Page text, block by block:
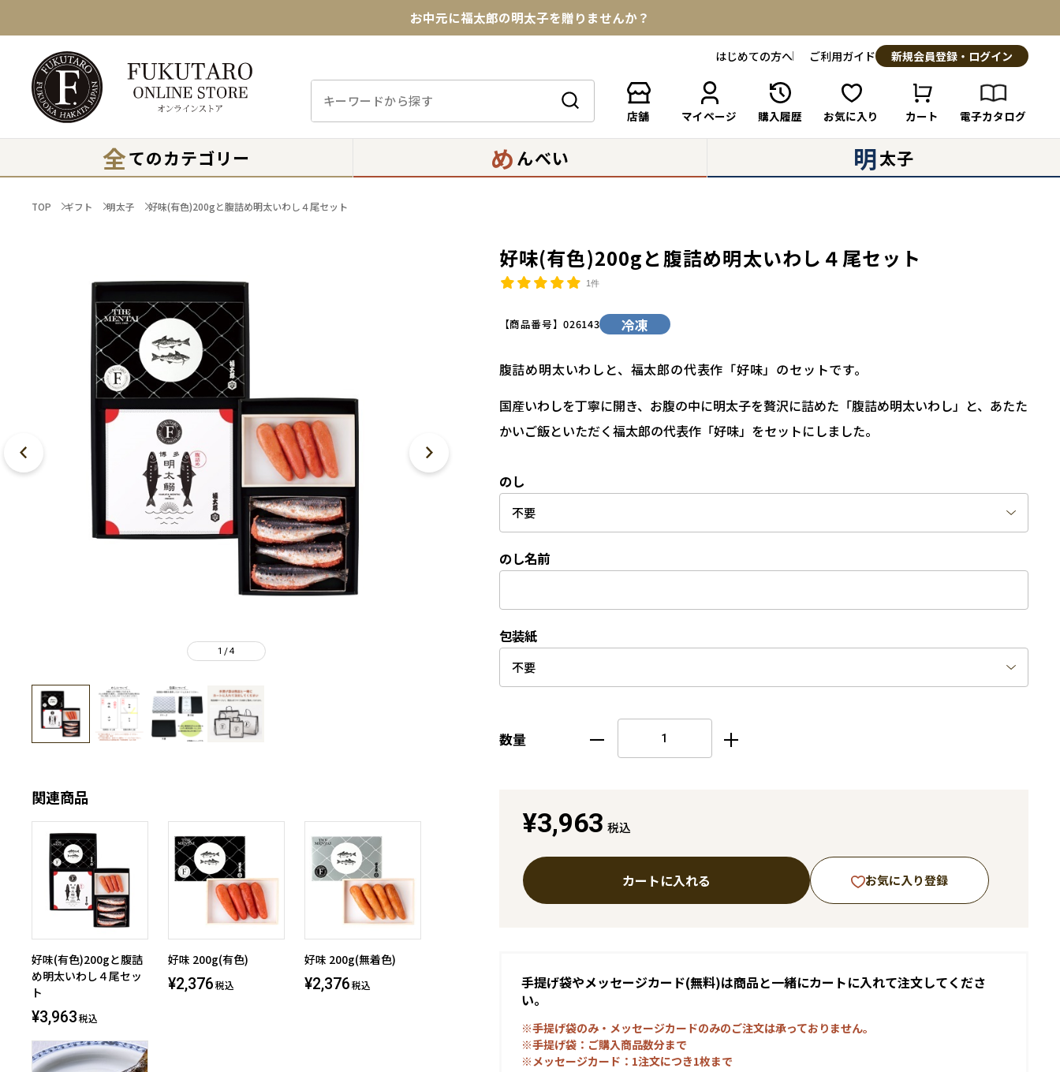
お中元に福太郎の明太子を贈りませんか？
【色々な味を試したい方へ】ポストイン！めんべい
送料全国一律770円！10,800円以上で送料無料
はじめての方へ ご利用ガイド 新規会員登録・ログイン
店舗 マイページ 購入履歴 お気に入り カート 電子カタログ
全てのカテゴリー め んべい 明太子
TOP ギフト 明太子 好味(有色)200gと腹詰め明太いわし４尾セット
1 /4
関連商品
好味(有色)200gと腹詰
め明太いわし４尾セッ
ト
¥3,963 税込
好味 200g(有色)
¥2,376 税込
好味 200g(無着色)
¥2,376 税込
好味(有色)200gと腹詰め明太いわし４尾セット
1件
【商品番号】026143 冷凍
腹詰め明太いわしと、福太郎の代表作「好味」のセットです。
国産いわしを丁寧に開き、お腹の中に明太子を贅沢に詰めた「腹詰め明太いわし」と、あたた
かいご飯といただく福太郎の代表作「好味」をセットにしました。
のし
のし名前
包装紙
数量
¥3,963 税込
カートに入れる お気に入り登録
手提げ袋やメッセージカード(無料)は商品と一緒にカートに入れて注文してくださ
い。
※手提げ袋のみ・メッセージカードのみのご注文は承っておりません。
※手提げ袋：ご購入商品数分まで
※メッセージカード：1注文につき1枚まで